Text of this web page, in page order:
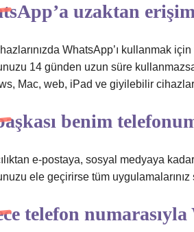
uzaktan
WhatsApp’ı kullanmak
14 günden uzun süre
Mac, web, iPad ve giyilebilir
benim
e-postaya, sosyal medyaya
ele geçirirse tüm uygulamalarınız
telefon